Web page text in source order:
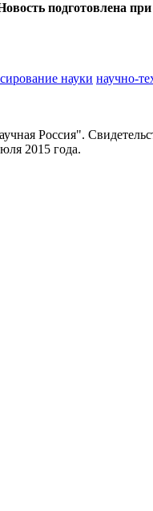
подготовлена
науки научно-
Россия".
2015 года.